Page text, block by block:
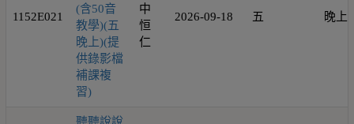
1152E021
(含50音
教學)(五
晚上)(提
供錄影檔
補課複
習)
中
恒
仁
2026-09-18 五 晚上